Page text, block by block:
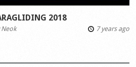
2018
Neok 7 years ago